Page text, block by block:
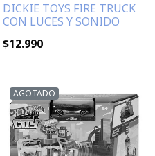
DICKIE TOYS FIRE TRUCK
CON LUCES Y SONIDO
$12.990
AGOTADO